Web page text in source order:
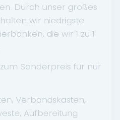
Durch unser großes
wir niedrigste
die wir 1 zu 1
Sonderpreis für nur
Verbandskasten,
Aufbereitung